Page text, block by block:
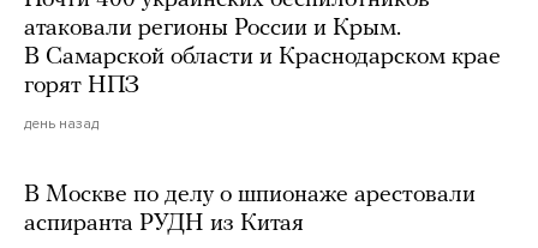
атаковали регионы России и Крым.
В Самарской области и Краснодарском крае
горят НПЗ
день назад
В Москве по делу о шпионаже арестовали
аспиранта РУДН из Китая